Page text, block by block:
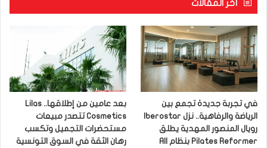
آخر المقالات
في تجربة جديدة تجمع بين
رويال المنصور المهدية يطلق
Pilates Reformer بنظام All
بعد عامين من إطلاقها.. Lilas
Cosmetics تتصدر مبيعات
مستحضرات التجميل وتكسب
رهان الثقة في السوق التونسية